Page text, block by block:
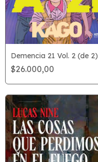
Demencia 21 Vol. 2 (de 2)
$26.000,00